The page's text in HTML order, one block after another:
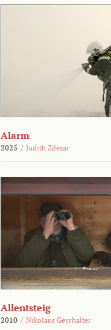
Alarm
2025 / Judith Zdesar
Allentsteig
2010 / Nikolaus Geyrhalter